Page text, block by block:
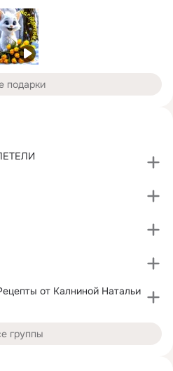
подарки
от Калниной Натальи
группы